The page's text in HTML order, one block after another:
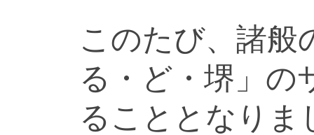
このたび、諸般
る・ど・堺」の
ることとなりま